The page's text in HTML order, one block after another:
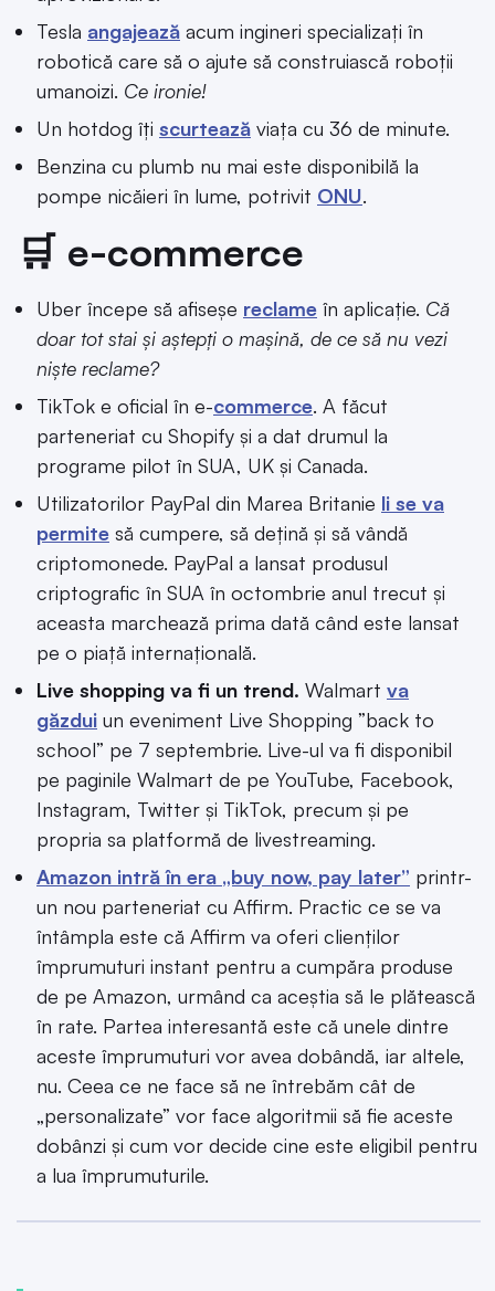
Tesla angajează acum ingineri specializați în
robotică care să o ajute să construiască roboții
umanoizi. Ce ironie!
Un hotdog îți scurtează viața cu 36 de minute.
Benzina cu plumb nu mai este disponibilă la
pompe nicăieri în lume, potrivit ONU.
🛒 e-commerce
Uber începe să afiseșe reclame în aplicație. Că
doar tot stai și aștepți o mașină, de ce să nu vezi
niște reclame?
TikTok e oficial în e-commerce. A făcut
parteneriat cu Shopify și a dat drumul la
programe pilot în SUA, UK și Canada.
Utilizatorilor PayPal din Marea Britanie li se va
permite să cumpere, să dețină și să vândă
criptomonede. PayPal a lansat produsul
criptografic în SUA în octombrie anul trecut și
aceasta marchează prima dată când este lansat
pe o piață internațională.
Live shopping va fi un trend. Walmart va
găzdui un eveniment Live Shopping ”back to
school” pe 7 septembrie. Live-ul va fi disponibil
pe paginile Walmart de pe YouTube, Facebook,
Instagram, Twitter și TikTok, precum și pe
propria sa platformă de livestreaming.
Amazon intră în era „buy now, pay later” printr-
un nou parteneriat cu Affirm. Practic ce se va
întâmpla este că Affirm va oferi clienților
împrumuturi instant pentru a cumpăra produse
de pe Amazon, urmând ca aceștia să le plătească
în rate. Partea interesantă este că unele dintre
aceste împrumuturi vor avea dobândă, iar altele,
nu. Ceea ce ne face să ne întrebăm cât de
„personalizate” vor face algoritmii să fie aceste
dobânzi și cum vor decide cine este eligibil pentru
a lua împrumuturile.